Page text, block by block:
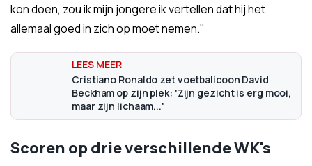
kon doen, zou ik mijn jongere ik vertellen dat hij het
allemaal goed in zich op moet nemen."
Cristiano Ronaldo zet voetbalicoon David
Beckham op zijn plek: 'Zijn gezicht is erg mooi,
maar zijn lichaam...'
Scoren op drie verschillende WK's